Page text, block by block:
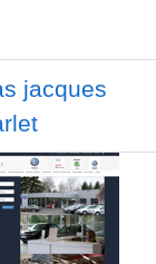
jacques